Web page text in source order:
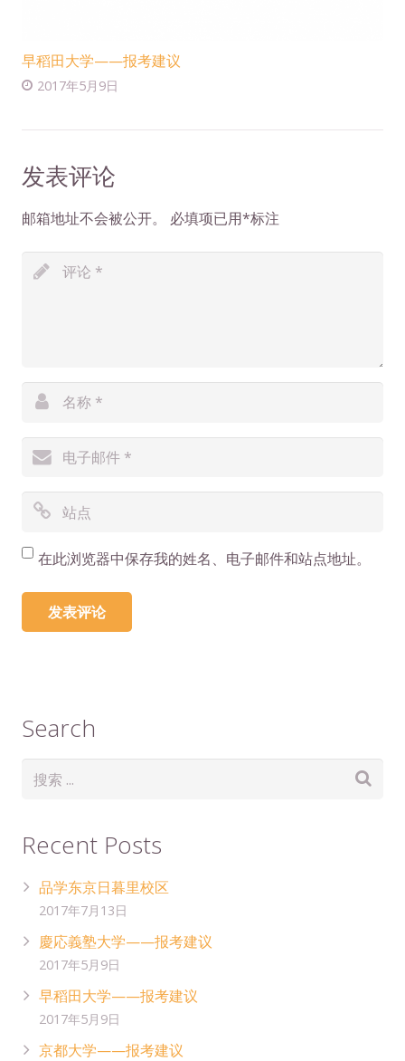
早稻田大学——报考建议
2017年5月9日
发表评论
邮箱地址不会被公开。 必填项已用*标注
在此浏览器中保存我的姓名、电子邮件和站点地址。
Search
Recent Posts
品学东京日暮里校区
2017年7月13日
慶応義塾大学——报考建议
2017年5月9日
早稻田大学——报考建议
2017年5月9日
京都大学——报考建议